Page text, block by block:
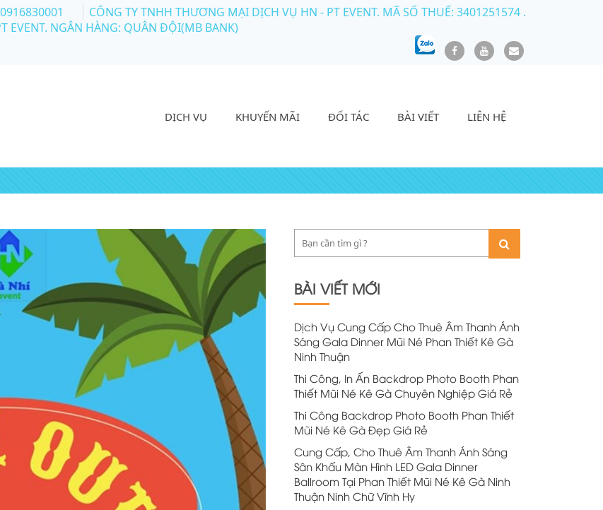
CÔNG TY TNHH THƯƠNG MẠI DỊCH VỤ HN - PT EVENT. MÃ SỐ THUẾ: 3401251574 .
EVENT. NGÂN HÀNG: QUÂN ĐỘI(MB BANK)
DỊCH VỤ KHUYẾN MÃI ĐỐI TÁC BÀI VIẾT LIÊN HỆ
BÀI VIẾT MỚI
Dịch Vụ Cung Cấp Cho Thuê Âm Thanh Ánh
Sáng Gala Dinner Mũi Né Phan Thiết Kê Gà
Ninh Thuận
Thi Công, In Ấn Backdrop Photo Booth Phan
Thiết Mũi Né Kê Gà Chuyên Nghiệp Giá Rẻ
Thi Công Backdrop Photo Booth Phan Thiết
Mũi Né Kê Gà Đẹp Giá Rẻ
Cung Cấp, Cho Thuê Âm Thanh Ánh Sáng
Sân Khấu Màn Hình LED Gala Dinner
Ballroom Tại Phan Thiết Mũi Né Kê Gà Ninh
Thuận Ninh Chữ Vĩnh Hy